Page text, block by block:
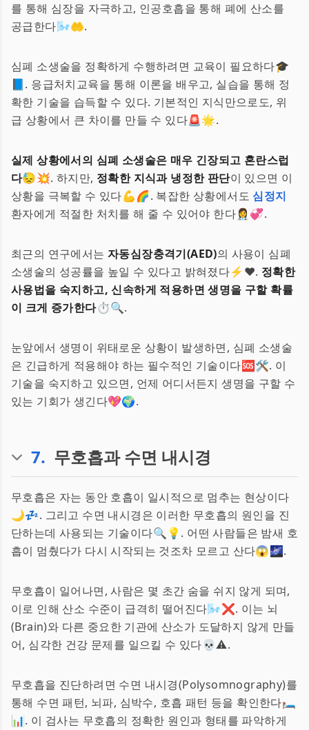
를 통해 심장을 자극하고, 인공호흡을 통해 폐에 산소를
공급한다🌬️🤲.
심폐 소생술을 정확하게 수행하려면 교육이 필요하다🎓
📘. 응급처치교육을 통해 이론을 배우고, 실습을 통해 정
확한 기술을 습득할 수 있다. 기본적인 지식만으로도, 위
급 상황에서 큰 차이를 만들 수 있다🚨🌟.
실제 상황에서의 심폐 소생술은 매우 긴장되고 혼란스럽
다😓💥. 하지만, 정확한 지식과 냉정한 판단이 있으면 이
상황을 극복할 수 있다💪🌈. 복잡한 상황에서도 심정지
환자에게 적절한 처치를 해 줄 수 있어야 한다👩‍⚕️💞.
최근의 연구에서는 자동심장충격기(AED)의 사용이 심폐
소생술의 성공률을 높일 수 있다고 밝혀졌다⚡️❤️. 정확한
사용법을 숙지하고, 신속하게 적용하면 생명을 구할 확률
이 크게 증가한다⏱️🔍.
눈앞에서 생명이 위태로운 상황이 발생하면, 심폐 소생술
은 긴급하게 적용해야 하는 필수적인 기술이다🆘🛠️. 이
기술을 숙지하고 있으면, 언제 어디서든지 생명을 구할 수
있는 기회가 생긴다💖🌍.
7. 무호흡과 수면 내시경
무호흡은 자는 동안 호흡이 일시적으로 멈추는 현상이다
🌙💤. 그리고 수면 내시경은 이러한 무호흡의 원인을 진
단하는데 사용되는 기술이다🔍💡. 어떤 사람들은 밤새 호
흡이 멈췄다가 다시 시작되는 것조차 모르고 산다😱🌌.
무호흡이 일어나면, 사람은 몇 초간 숨을 쉬지 않게 되며,
이로 인해 산소 수준이 급격히 떨어진다🌬️❌. 이는 뇌
(Brain)와 다른 중요한 기관에 산소가 도달하지 않게 만들
어, 심각한 건강 문제를 일으킬 수 있다💀⚠️.
무호흡을 진단하려면 수면 내시경(Polysomnography)를
통해 수면 패턴, 뇌파, 심박수, 호흡 패턴 등을 확인한다🛏️
📊. 이 검사는 무호흡의 정확한 원인과 형태를 파악하게